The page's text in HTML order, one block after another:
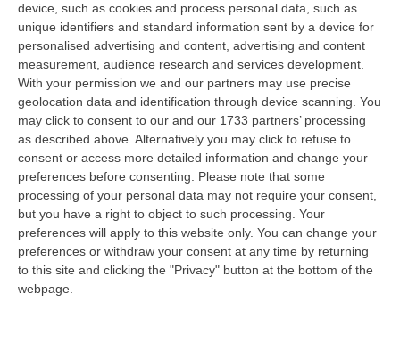
device, such as cookies and process personal data, such as
unique identifiers and standard information sent by a device for
personalised advertising and content, advertising and content
measurement, audience research and services development.
With your permission we and our partners may use precise
geolocation data and identification through device scanning. You
may click to consent to our and our 1733 partners’ processing
as described above. Alternatively you may click to refuse to
consent or access more detailed information and change your
preferences before consenting. Please note that some
processing of your personal data may not require your consent,
but you have a right to object to such processing. Your
preferences will apply to this website only. You can change your
preferences or withdraw your consent at any time by returning
to this site and clicking the "Privacy" button at the bottom of the
webpage.
L’ex boss: in quegli anni i calciatori rossoblù
(ma non Denis) erano esposti a usura per
grosse somme. «So di partite “aggiustate”»
Pubblicato il: 13/12/22 – 13:20